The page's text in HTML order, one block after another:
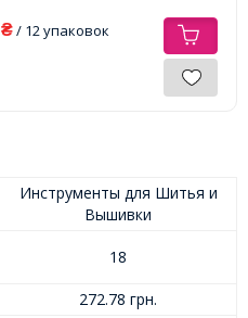
₴/ 12 упаковок
Инструменты для Шитья и
Вышивки
18
272.78 грн.